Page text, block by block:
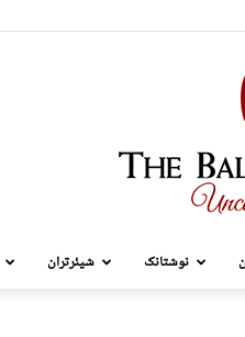
نوشتانک شیئرتران